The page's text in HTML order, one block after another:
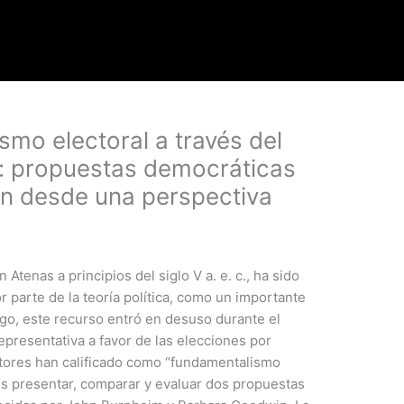
electoral a través del
propuestas democráticas
desde una perspectiva
a principios del siglo V a. e. c., ha sido
parte de la teoría política, como un importante
este recurso entró en desuso durante el
a favor de las elecciones por
han calificado como “fundamentalismo
presentar, comparar y evaluar dos propuestas